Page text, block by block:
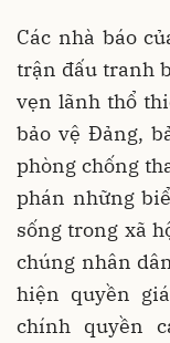
Các nhà báo
trận đấu tranh
vẹn lãnh thổ
bảo vệ Đảng,
phòng chống
phán những
sống trong xã
chúng nhân
hiện quyền
chính quyền